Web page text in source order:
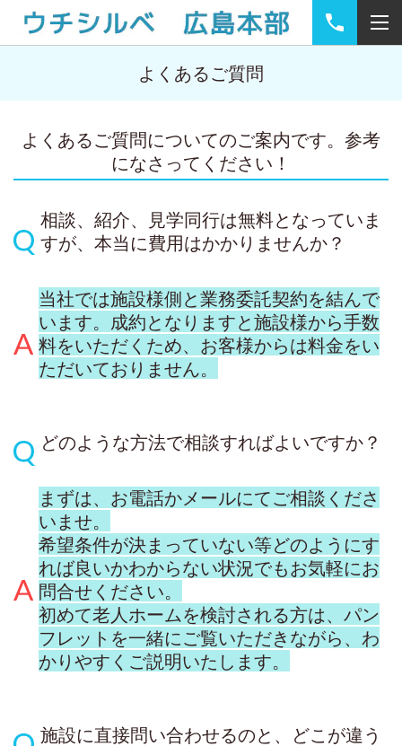
よくあるご質問
よくあるご質問についてのご案内です。参考
になさってください！
相談、紹介、見学同行は無料となっていま
すが、本当に費用はかかりませんか？
当社では施設様側と業務委託契約を結んで
います。成約となりますと施設様から手数
料をいただくため、お客様からは料金をい
ただいておりません。
どのような方法で相談すればよいですか？
まずは、お電話かメールにてご相談くださ
いませ。
希望条件が決まっていない等どのようにす
れば良いかわからない状況でもお気軽にお
問合せください。
初めて老人ホームを検討される方は、パン
フレットを一緒にご覧いただきながら、わ
かりやすくご説明いたします。
施設に直接問い合わせるのと、どこが違う